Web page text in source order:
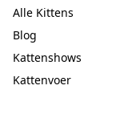
Alle Kittens
Blog
Kattenshows
Kattenvoer